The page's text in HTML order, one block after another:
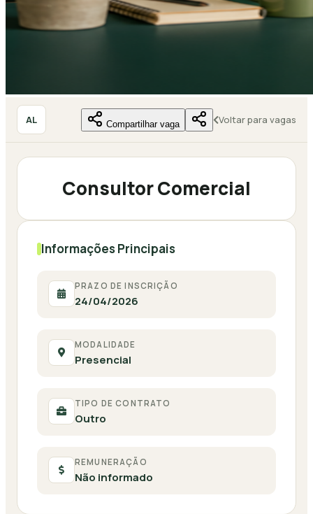
AL Compartilhar vaga Voltar para vagas
Consultor Comercial
Informações Principais
PRAZO DE INSCRIÇÃO
24/04/2026
MODALIDADE
Presencial
TIPO DE CONTRATO
Outro
REMUNERAÇÃO
Não informado